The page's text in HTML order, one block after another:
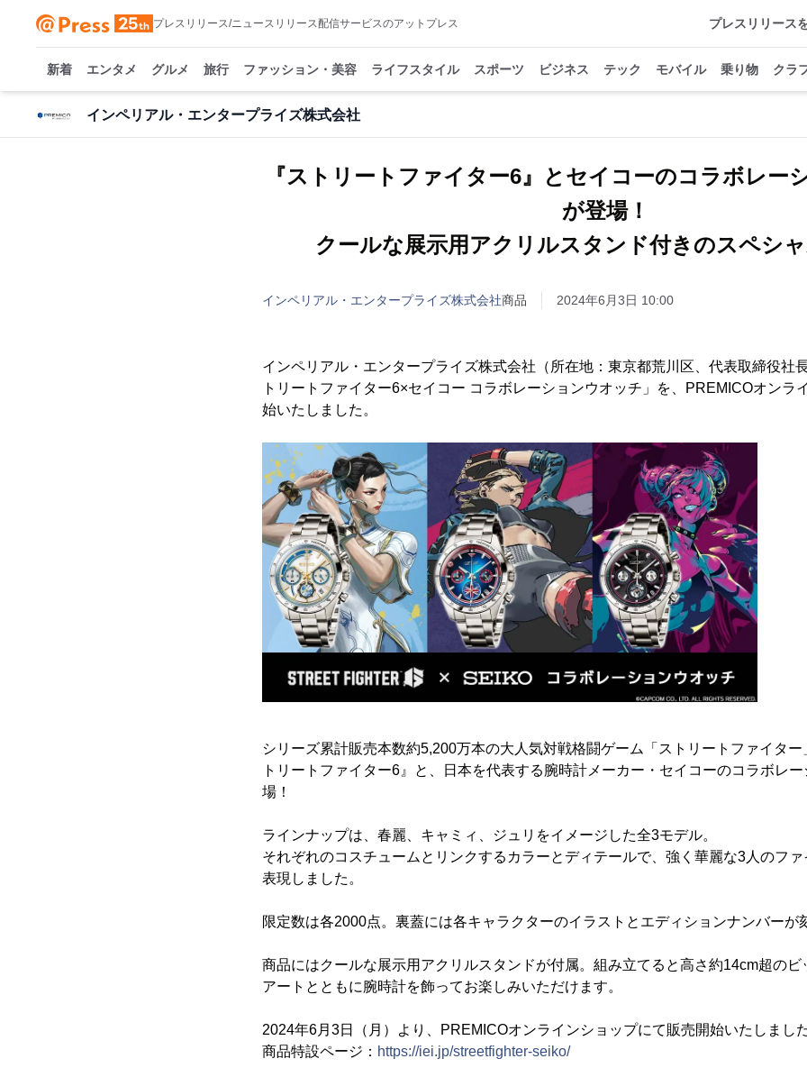
プレスリリース/ニュースリリース配信サービスのアットプレス プレスリリース
新着 エンタメ グルメ 旅行 ファッション・美容 ライフスタイル スポーツ ビジネス テック モバイル 乗り物 クラ
インペリアル・エンタープライズ株式会社
『ストリートファイター6』とセイコーのコラボレー
が登場！
クールな展示用アクリルスタンド付きのスペシ
インペリアル・エンタープライズ株式会社商品 2024年6月3日 10:00
インペリアル・エンタープライズ株式会社（所在地：東京都荒川区、代表取締役社
トリートファイター6×セイコー コラボレーションウオッチ」を、PREMICOオンラ
始いたしました。
シリーズ累計販売本数約5,200万本の大人気対戦格闘ゲーム「ストリートファイタ
トリートファイター6』と、日本を代表する腕時計メーカー・セイコーのコラボレ
場！
ラインナップは、春麗、キャミィ、ジュリをイメージした全3モデル。
それぞれのコスチュームとリンクするカラーとディテールで、強く華麗な3人のフ
表現しました。
限定数は各2000点。裏蓋には各キャラクターのイラストとエディションナンバーが
商品にはクールな展示用アクリルスタンドが付属。組み立てると高さ約14cm超のビ
アートとともに腕時計を飾ってお楽しみいただけます。
2024年6月3日（月）より、PREMICOオンラインショップにて販売開始いたしました
商品特設ページ： https://iei.jp/streetfighter-seiko/